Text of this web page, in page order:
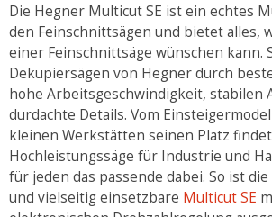
Die Hegner Multicut SE ist ein echtes
den Feinschnittsägen und bietet alles,
einer Feinschnittsäge wünschen kann.
Dekupiersägen von Hegner durch
hohe Arbeitsgeschwindigkeit, stabilen
durdachte Details. Vom
kleinen Werkstätten seinen Platz
Hochleistungssäge für Industrie und
für jeden das passende dabei. So ist
und vielseitig einsetzbare Multicut SE